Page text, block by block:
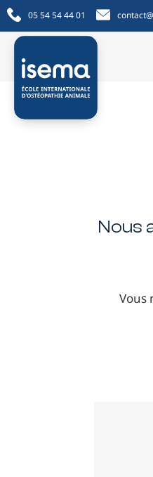
05 54 54 44 01
Nous
Vous